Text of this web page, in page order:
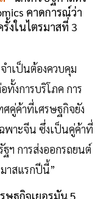
คาดการณ์ว่า
งในไตรมาสที่ 3
ำเป็นต้องควบคุม
ทั้งการบริโภค การ
คู่ค้าที่เศรษฐกิจยัง
พาะจีน ซึ่งเป็นคู่ค้าที่
ฯ การส่งออกรถยนต์
าสแรกปีนี้”
ษฐกิจเยอรมัน 5